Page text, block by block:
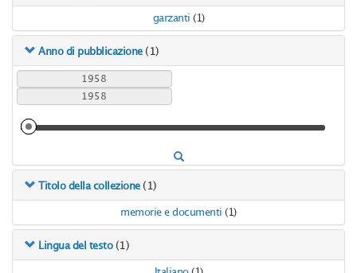
garzanti (1)
Anno di pubblicazione (1)
Titolo della collezione (1)
memorie e documenti (1)
Lingua del testo (1)